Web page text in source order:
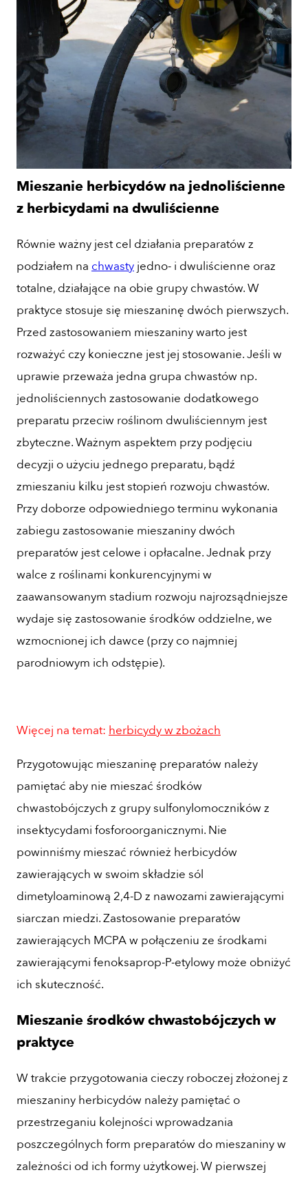
Mieszanie herbicydów na jednoliścienne
z herbicydami na dwuliścienne
Równie ważny jest cel działania preparatów z
podziałem na chwasty jedno- i dwuliścienne oraz
totalne, działające na obie grupy chwastów. W
praktyce stosuje się mieszaninę dwóch pierwszych.
Przed zastosowaniem mieszaniny warto jest
rozważyć czy konieczne jest jej stosowanie. Jeśli w
uprawie przeważa jedna grupa chwastów np.
jednoliściennych zastosowanie dodatkowego
preparatu przeciw roślinom dwuliściennym jest
zbyteczne. Ważnym aspektem przy podjęciu
decyzji o użyciu jednego preparatu, bądź
zmieszaniu kilku jest stopień rozwoju chwastów.
Przy doborze odpowiedniego terminu wykonania
zabiegu zastosowanie mieszaniny dwóch
preparatów jest celowe i opłacalne. Jednak przy
walce z roślinami konkurencyjnymi w
zaawansowanym stadium rozwoju najrozsądniejsze
wydaje się zastosowanie środków oddzielne, we
wzmocnionej ich dawce (przy co najmniej
parodniowym ich odstępie).
Więcej na temat: herbicydy w zbożach
Przygotowując mieszaninę preparatów należy
pamiętać aby nie mieszać środków
chwastobójczych z grupy sulfonylomoczników z
insektycydami fosforoorganicznymi. Nie
powinniśmy mieszać również herbicydów
zawierających w swoim składzie sól
dimetyloaminową 2,4-D z nawozami zawierającymi
siarczan miedzi. Zastosowanie preparatów
zawierających MCPA w połączeniu ze środkami
zawierającymi fenoksaprop-P-etylowy może obniżyć
ich skuteczność.
Mieszanie środków chwastobójczych w
praktyce
W trakcie przygotowania cieczy roboczej złożonej z
mieszaniny herbicydów należy pamiętać o
przestrzeganiu kolejności wprowadzania
poszczególnych form preparatów do mieszaniny w
zależności od ich formy użytkowej. W pierwszej